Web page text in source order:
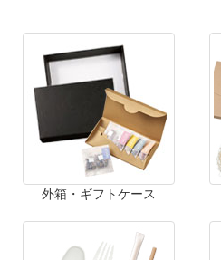
外箱・ギフトケース